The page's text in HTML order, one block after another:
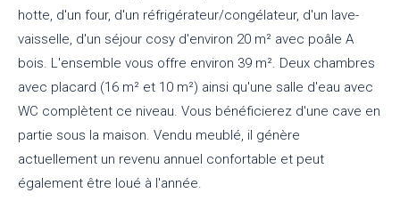
hotte, d'un four, d'un réfrigérateur/congélateur, d'un lave-
vaisselle, d'un séjour cosy d'environ 20 m² avec poâle A
bois. L'ensemble vous offre environ 39 m². Deux chambres
avec placard (16 m² et 10 m²) ainsi qu'une salle d'eau avec
WC complètent ce niveau. Vous bénéficierez d'une cave en
partie sous la maison. Vendu meublé, il génère
actuellement un revenu annuel confortable et peut
également être loué à l'année.